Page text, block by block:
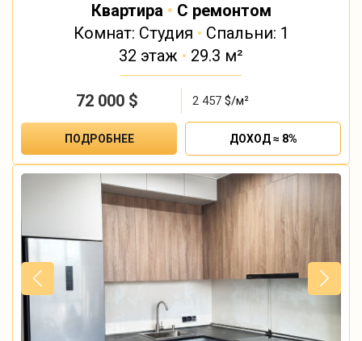
Квартира • С ремонтом
Комнат: Студия • Спальни: 1
32 этаж • 29.3 м²
72 000 $ 2 457 $/м²
ПОДРОБНЕЕ ДОХОД ≈ 8%